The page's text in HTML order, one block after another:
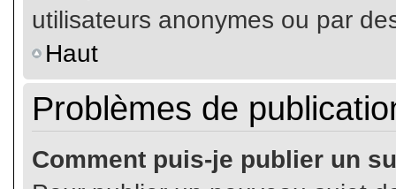
utilisateurs anonymes ou par
Haut
Problèmes de
Comment puis-je publier un